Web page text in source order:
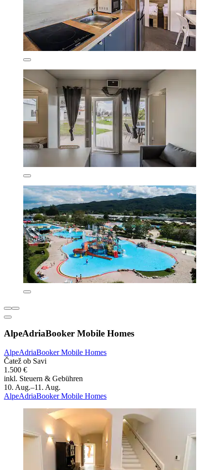
AlpeAdriaBooker Mobile Homes
AlpeAdriaBooker Mobile Homes
Čatež ob Savi
1.500 €
inkl. Steuern & Gebühren
10. Aug.–11. Aug.
AlpeAdriaBooker Mobile Homes